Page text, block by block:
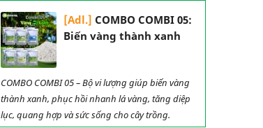
[Adl.] COMBO COMBI 05:
Biến vàng thành xanh
COMBO COMBI 05 – Bộ vi lượng giúp biến vàng
thành xanh, phục hồi nhanh lá vàng, tăng diệp
lục, quang hợp và sức sống cho cây trồng.